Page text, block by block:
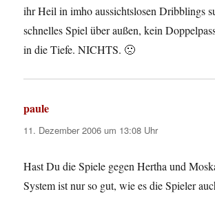
ihr Heil in imho aussichtslosen Dribblings
schnelles Spiel über außen, kein
in die Tiefe. NICHTS. 🙁
paule
11. Dezember 2006 um 13:08 Uhr
Hast Du die Spiele gegen Hertha und
System ist nur so gut, wie es die Spieler